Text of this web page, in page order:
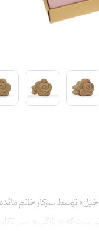
توسط سرکار خانم
که به تازگی به سن